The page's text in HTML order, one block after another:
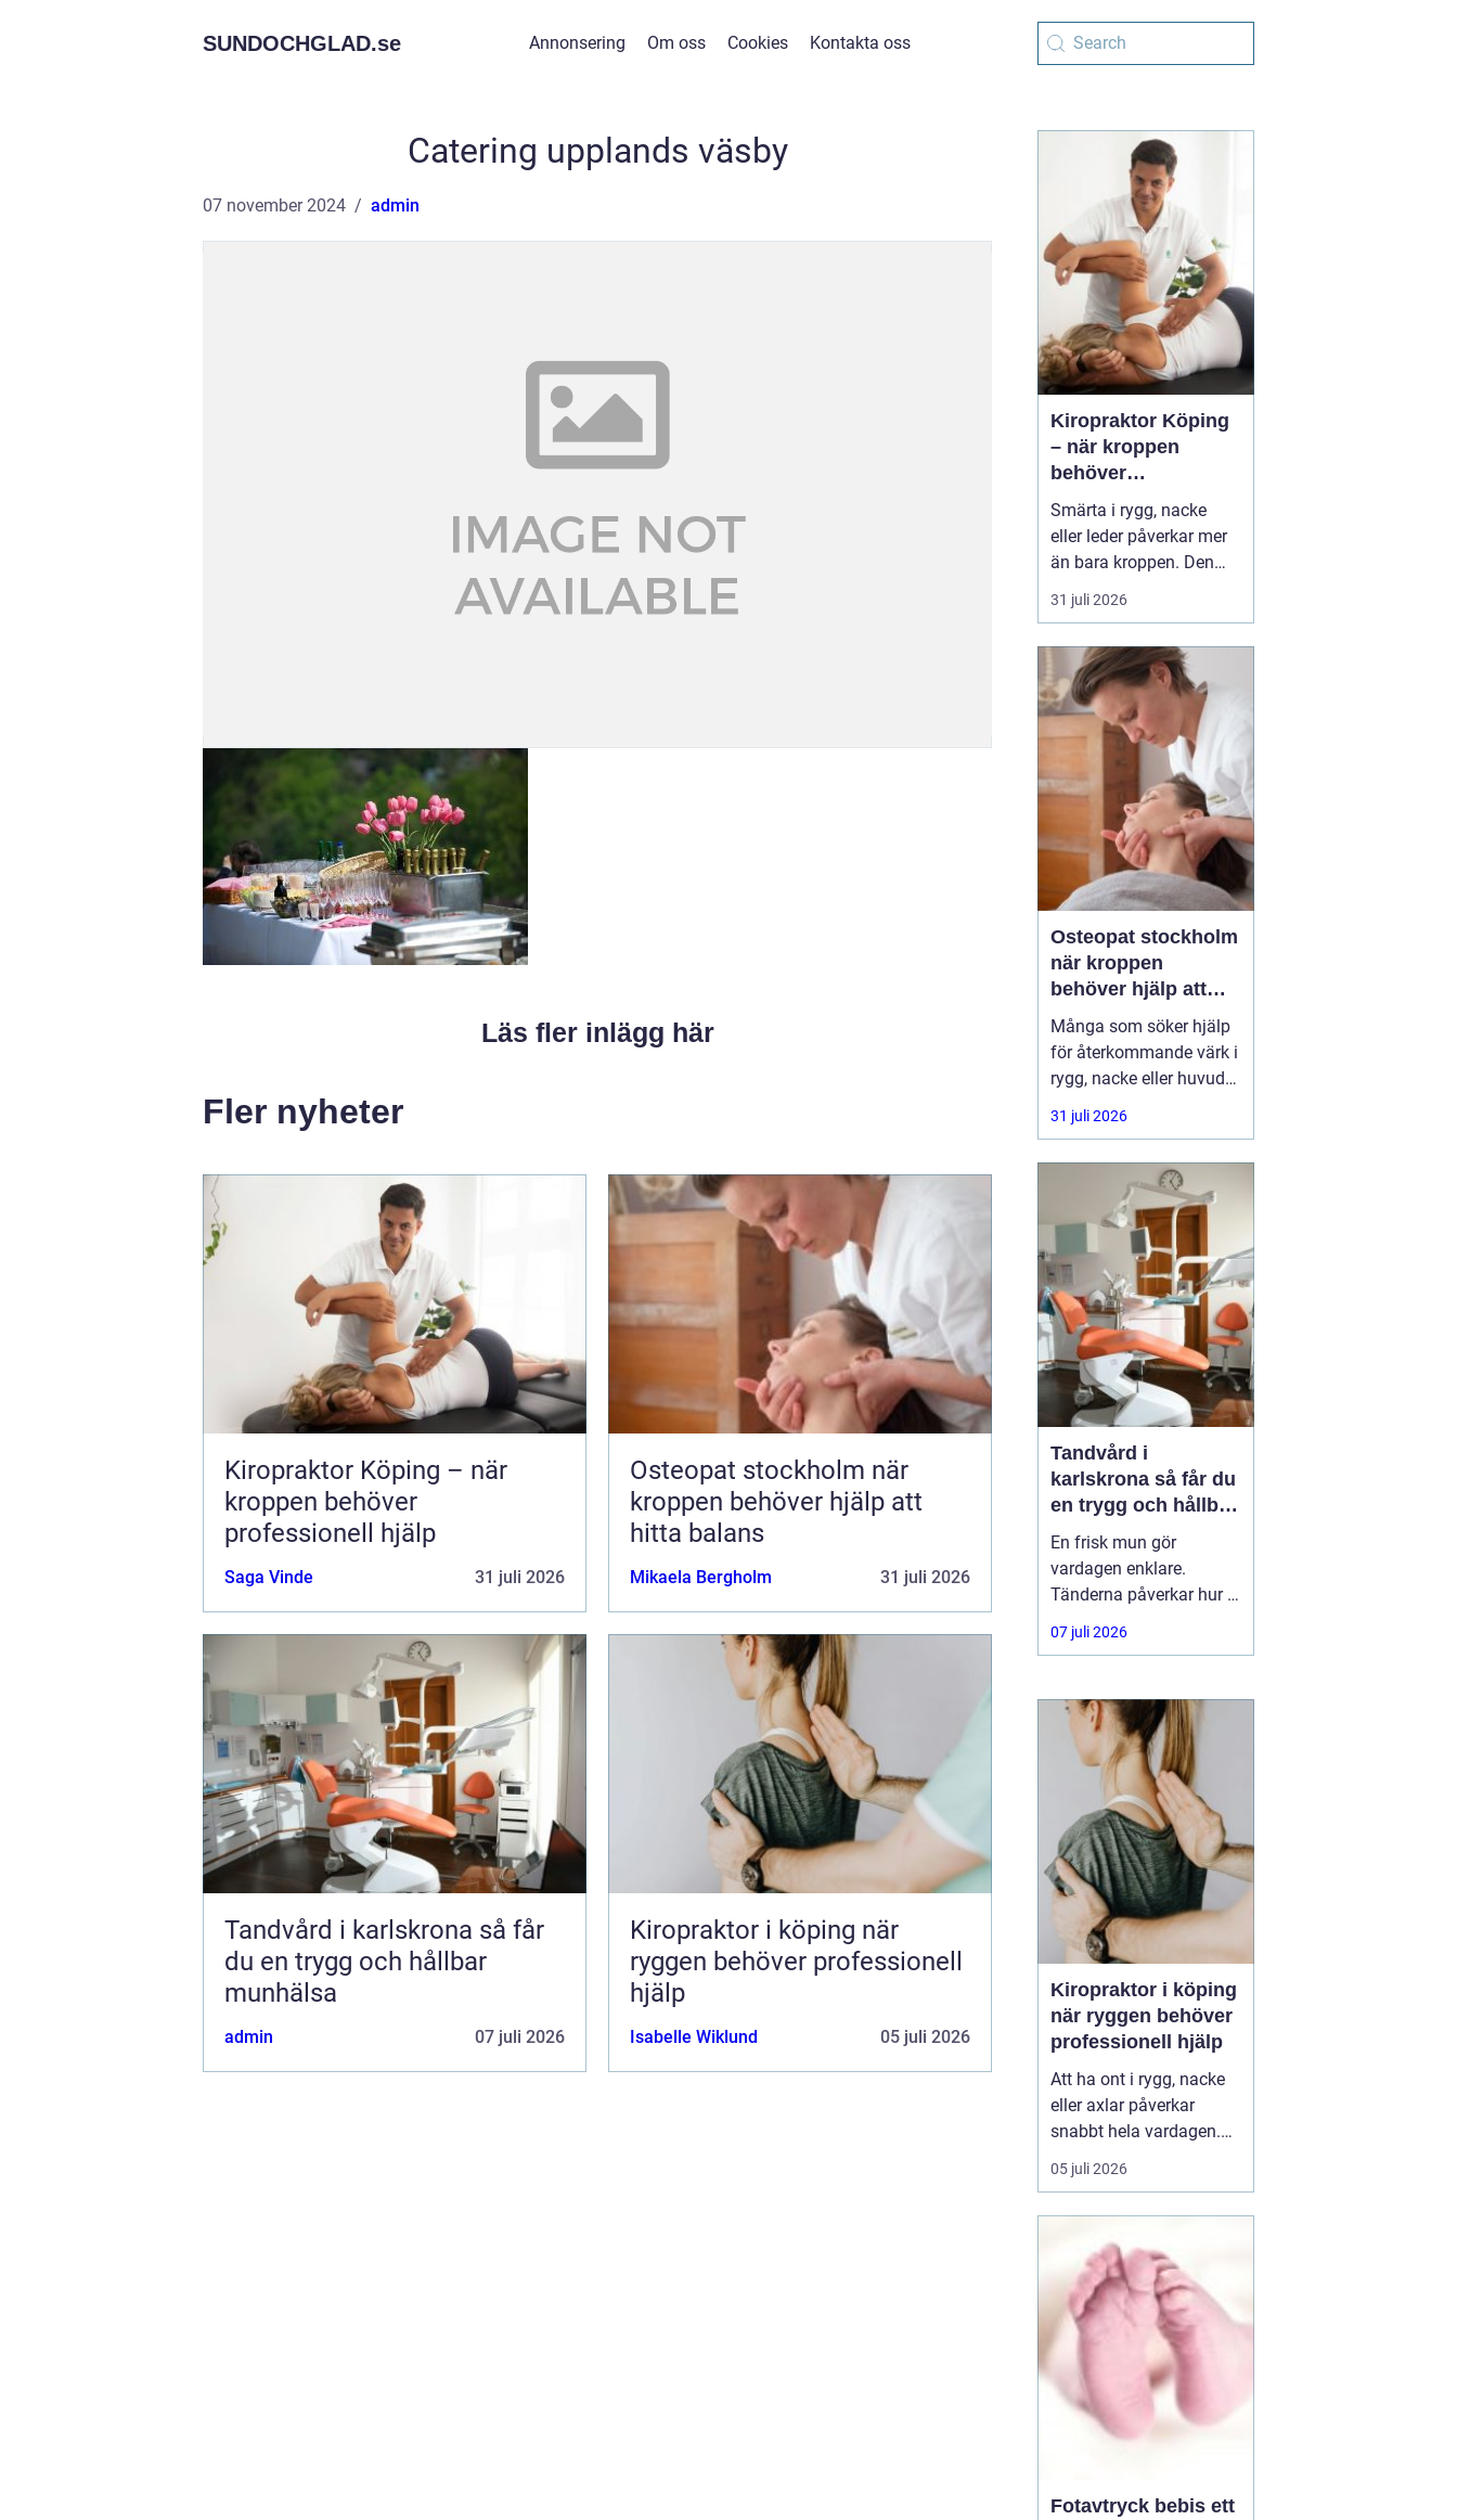
SUNDOCHGLAD.se Annonsering Om oss Cookies Kontakta oss
Catering upplands väsby
07 november 2024 admin
Läs fler inlägg här
Fler nyheter
Kiropraktor Köping – när
kroppen behöver
professionell hjälp
Saga Vinde 31 juli 2026
Osteopat stockholm när
kroppen behöver hjälp att
hitta balans
Mikaela Bergholm 31 juli 2026
Tandvård i karlskrona så får
du en trygg och hållbar
munhälsa
admin 07 juli 2026
Kiropraktor i köping när
ryggen behöver professionell
hjälp
Isabelle Wiklund 05 juli 2026
Kiropraktor Köping
– när kroppen
behöver
professionell hjälp
Smärta i rygg, nacke
eller leder påverkar mer
än bara kroppen. Den
kan störa sömnen, göra
det svårt att koncentrera
sådant som arbete,
träning och vardagliga
sysslor. M...
31 juli 2026
Osteopat stockholm
när kroppen
behöver hjälp att
hitta balans
Många som söker hjälp
för återkommande värk i
rygg, nacke eller huvud
har redan provat både
träning, vila och
besvären släpper. Där
någonstans uppstår ofta
intresset för osteopati.
31 juli 2026
Tandvård i
karlskrona så får du
en trygg och hållbar
munhälsa
En frisk mun gör
vardagen enklare.
Tänderna påverkar hur vi
äter, hur vi pratar och hur
trygga vi känner oss i
människor sökerefter
tandvård Karlskrona
handlar
07 juli 2026
Kiropraktor i köping
när ryggen behöver
professionell hjälp
Att ha ont i rygg, nacke
eller axlar påverkar
snabbt hela vardagen.
Sömn, arbete, träning
och humör hänger ihop
därför en kiropraktor
Köping när värken inte
längre går över av sig
själv, eller när
återkommand...
05 juli 2026
Fotavtryck bebis ett